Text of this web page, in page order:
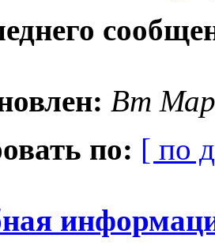
Вт Мар
по: [ по